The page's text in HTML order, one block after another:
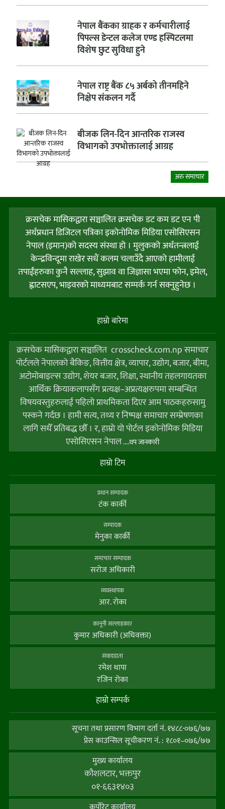
नेपाल बैंकका ग्राहक र कर्मचारीलाई
पिपल्स डेन्टल कलेज एण्ड हस्पिटलमा
विशेष छुट सुविधा हुने
नेपाल राष्ट्र बैंक ८५ अर्बको तीनमहिने
निक्षेप संकलन गर्दै
बीजक लिन-दिन आन्तरिक राजस्व
विभागको उपभोक्तालाई आग्रह
अरु समाचार
क्रसचेक मासिकद्वारा सञ्चालित क्रसचेक डट कम डट एन पी
अर्थप्रधान डिजिटल पत्रिका इकोनोमिक मिडिया एसोसिएसन
नेपाल (इमान)को सदस्य संस्था हो । मुलुकको अर्थतन्त्रलाई
केन्द्रविन्दूमा राखेर सधैं कलम चलाउँदै आएको हामीलाई
तपाईंहरुका कुनै सल्लाह, सुझाव वा जिज्ञासा भएमा फोन, इमेल,
ह्वाटसएप, भाइवरको माध्यमबाट सम्पर्क गर्न सक्नुहुनेछ ।
हाम्राे बारेमा
क्रसचेक मासिकद्वारा सञ्चालित crosscheck.com.np समाचार
पोर्टलले नेपालको बैकिङ, वित्तीय क्षेत्र, व्यापार, उद्योग, बजार, बीमा,
अटोमोबाइल्स उद्योग, शेयर बजार, शिक्षा, स्थानीय तहलगायतका
आर्थिक क्रियाकलापसँग प्रत्यक्ष–अप्रत्यक्षरुपमा सम्बन्धित
विषयवस्तुहरुलाई पहिलो प्राथमिकता दिएर आम पाठकहरुसामु
पस्कने गर्दछ । हामी सत्य, तथ्य र निष्पक्ष समाचार सम्प्रेषणका
लागि सधैँ प्रतिबद्ध छौँ । र, हाम्राे याे पाेर्टल इकोनोमिक मिडिया
एसोसिएसन नेपाल....थप जानकारी
हाम्राे टिम
प्रधान सम्पादक
टंक कार्की
सम्पादक
मेनुका कार्की
समाचार सम्पादक
सराेज अधिकारी
व्यवस्थापक
आर. राेका
कानूनी सल्लाहकार
कुमार अधिकारी (अधिवक्ता)
संवाददाता
रमेश थापा
रजिन रोका
हाम्राे सम्पर्क
सूचना तथा प्रसारण विभाग दर्ता नं. १४८८-०७६/७७
प्रेस काउन्सिल सूचीकरण नं. : १८०१–०७६/७७
मुख्य कार्यालय
कौशलटार, भक्तपुर
०१-६६३१४०३